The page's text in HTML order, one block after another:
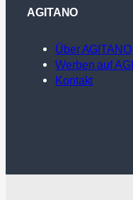
AGITANO
Über AGITANO
Werben auf
Kontakt